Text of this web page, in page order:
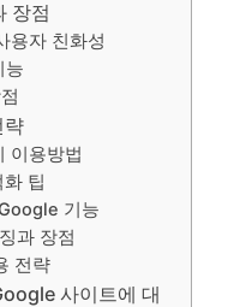
장점
용자 친화성
능
략
이용방법
팁
기능
과 장점
전략
사이트에 대